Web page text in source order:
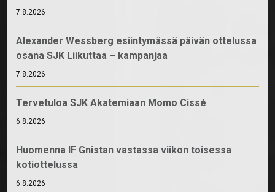
7.8.2026
Alexander Wessberg esiintymässä päivän ottelussa
osana SJK Liikuttaa – kampanjaa
7.8.2026
Tervetuloa SJK Akatemiaan Momo Cissé
6.8.2026
Huomenna IF Gnistan vastassa viikon toisessa
kotiottelussa
6.8.2026